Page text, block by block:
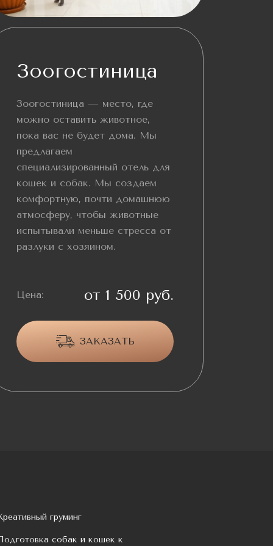
Зоогостиница
Зоогостиница — место, где
можно оставить животное,
пока вас не будет дома. Мы
предлагаем
специализированный отель для
кошек и собак. Мы создаем
комфортную, почти домашнюю
атмосферу, чтобы животные
испытывали меньше стресса от
разлуки с хозяином.
Цена: от 1 500 руб.
ЗАКАЗАТЬ
груминг
собак и кошек к